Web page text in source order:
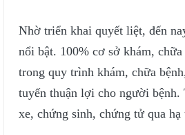
Nhờ triển khai quyết liệt, đến
nổi bật. 100% cơ sở khám,
trong quy trình khám, chữa
tuyến thuận lợi cho người
xe, chứng sinh, chứng tử qua hạ